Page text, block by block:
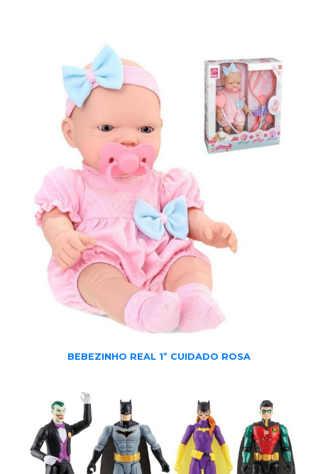
BEBEZINHO REAL 1º CUIDADO ROSA